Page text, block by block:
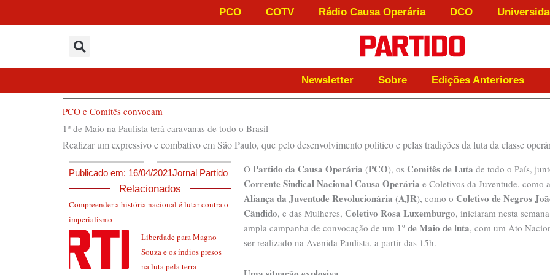
para
PCO COTV Rádio Causa Operária DCO
Newsletter Sobre Edições Anteriores
PCO e Comitês convocam
1º de Maio na Paulista terá caravanas de todo o Brasil
Realizar um expressivo e combativo em São Paulo, que pelo desenvolvimento político e pelas tradições da luta da classe
Publicado em: 16/04/2021Jornal Partido
Relacionados
Compreender a história nacional é lutar contra o
imperialismo
Liberdade para Magno
Souza e os índios presos
na luta pela terra
O Partido da Causa Operária (PCO), os Comitês de Luta de todo o País,
Corrente Sindical Nacional Causa Operária e Coletivos da Juventude, como a
Aliança da Juventude Revolucionária (AJR), como o Coletivo de Negros
Cândido, e das Mulheres, Coletivo Rosa Luxemburgo, iniciaram nesta
ampla campanha de convocação de um 1º de Maio de luta, com um Ato
ser realizado na Avenida Paulista, a partir das 15h.